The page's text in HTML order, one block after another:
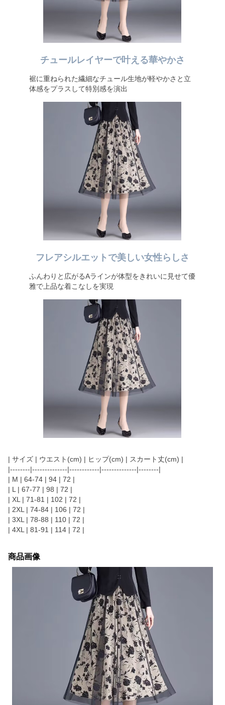
チュールレイヤーで叶える華やかさ
裾に重ねられた繊細なチュール生地が軽やかさと立
体感をプラスして特別感を演出
フレアシルエットで美しい女性らしさ
ふんわりと広がるAラインが体型をきれいに見せて優
雅で上品な着こなしを実現
| サイズ | ウエスト(cm) | ヒップ(cm) | スカート丈(cm) |
|--------|--------------|------------|--------------|--------|
| M | 64-74 | 94 | 72 |
| L | 67-77 | 98 | 72 |
| XL | 71-81 | 102 | 72 |
| 2XL | 74-84 | 106 | 72 |
| 3XL | 78-88 | 110 | 72 |
| 4XL | 81-91 | 114 | 72 |
商品画像